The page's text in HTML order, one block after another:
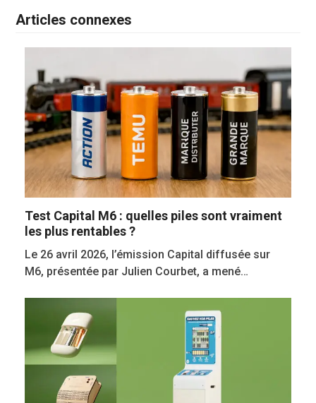
Articles connexes
Test Capital M6 : quelles piles sont vraiment
les plus rentables ?
Le 26 avril 2026, l’émission Capital diffusée sur
M6, présentée par Julien Courbet, a mené…